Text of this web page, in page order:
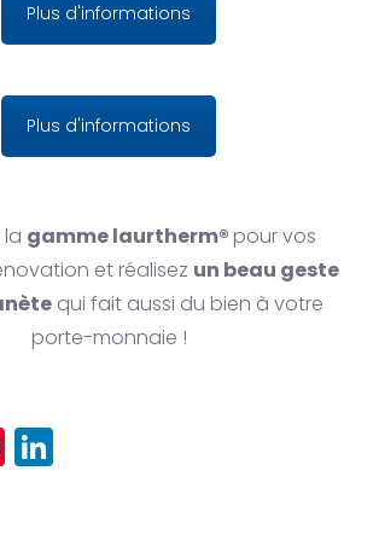
Plus d'informations
Plus d'informations
la gamme laurtherm® pour vos
et réalisez un beau geste
qui fait aussi du bien à votre
porte-monnaie !
Pinterest